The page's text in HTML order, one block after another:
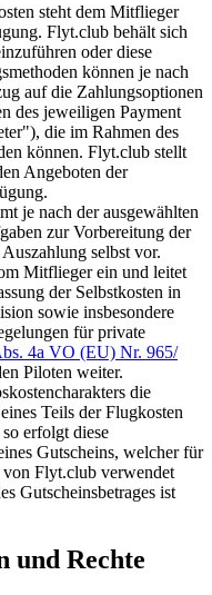
steht dem Mitflieger
Flyt.club behält sich
oder diese
können je nach
auf die Zahlungsoptionen
des jeweiligen Payment
die im Rahmen des
können. Flyt.club stellt
Angeboten der
je nach der ausgewählten
zur Vorbereitung der
selbst vor.
Mitflieger ein und leitet
der Selbstkosten in
sowie insbesondere
für private
4a VO (EU) Nr. 965/
Piloten weiter.
die
Teils der Flugkosten
erfolgt diese
Gutscheins, welcher für
Flyt.club verwendet
Gutscheinsbetrages ist
und Rechte